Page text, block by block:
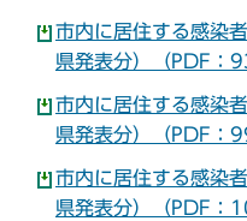
市内に居住する感染
県発表分）（PDF：
市内に居住する感染
県発表分）（PDF：
市内に居住する感染
県発表分）（PDF：